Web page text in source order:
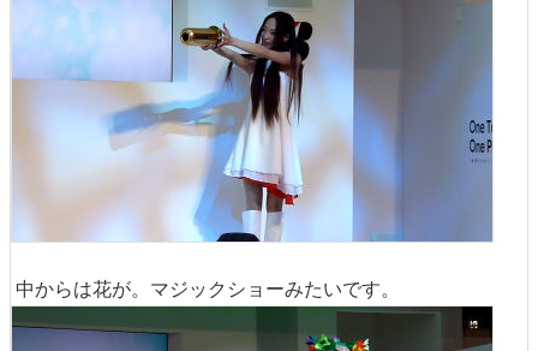
中からは花が。マジックショーみたいです。